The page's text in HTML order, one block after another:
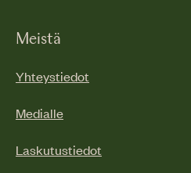
Meistä
Yhteystiedot
Medialle
Laskutustiedot